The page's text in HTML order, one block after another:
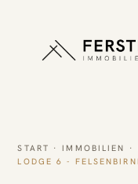
START ·IMMOBILIEN ·
LODGE 6 -